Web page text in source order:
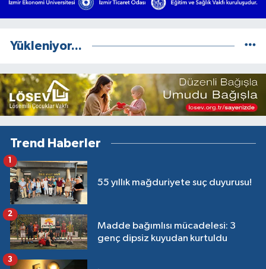
Yükleniyor...
Trend Haberler
55 yıllık mağduriyete suç duyurusu!
Madde bağımlısı mücadelesi: 3
genç dipsiz kuyudan kurtuldu
2
3